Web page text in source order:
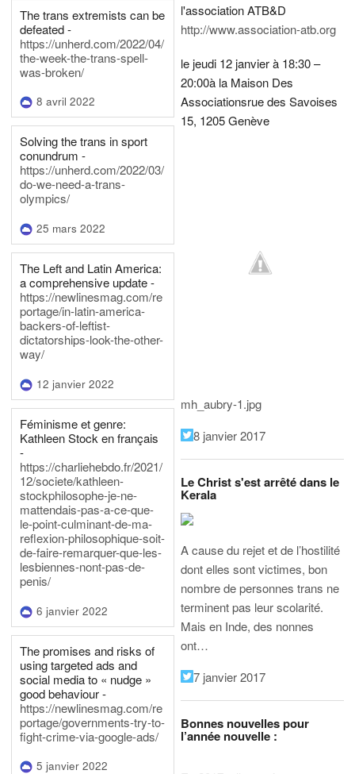
The trans extremists can be
defeated -
https://unherd.com/2022/04/
the-week-the-trans-spell-
was-broken/
8 avril 2022
Solving the trans in sport
conundrum -
https://unherd.com/2022/03/
do-we-need-a-trans-
olympics/
25 mars 2022
The Left and Latin America:
a comprehensive update -
https://newlinesmag.com/re
portage/in-latin-america-
backers-of-leftist-
dictatorships-look-the-other-
way/
12 janvier 2022
Féminisme et genre:
Kathleen Stock en français
-
https://charliehebdo.fr/2021/
12/societe/kathleen-
stockphilosophe-je-ne-
mattendais-pas-a-ce-que-
le-point-culminant-de-ma-
reflexion-philosophique-soit-
de-faire-remarquer-que-les-
lesbiennes-nont-pas-de-
penis/
6 janvier 2022
The promises and risks of
using targeted ads and
social media to « nudge »
good behaviour -
https://newlinesmag.com/re
portage/governments-try-to-
fight-crime-via-google-ads/
5 janvier 2022
l'association ATB&D
http://www.association-atb.org
le jeudi 12 janvier à 18:30 –
20:00à la Maison Des
Associationsrue des Savoises
15, 1205 Genève
mh_aubry-1.jpg
8 janvier 2017
Le Christ s'est arrêté dans le
Kerala
A cause du rejet et de l’hostilité
dont elles sont victimes, bon
nombre de personnes trans ne
terminent pas leur scolarité.
Mais en Inde, des nonnes
ont…
7 janvier 2017
Bonnes nouvelles pour
l’année nouvelle :